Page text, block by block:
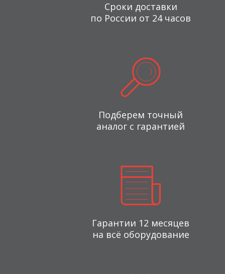
Сроки доставки
по России от 24 часов
Подберем точный
аналог с гарантией
Гарантии 12 месяцев
на всё оборудование